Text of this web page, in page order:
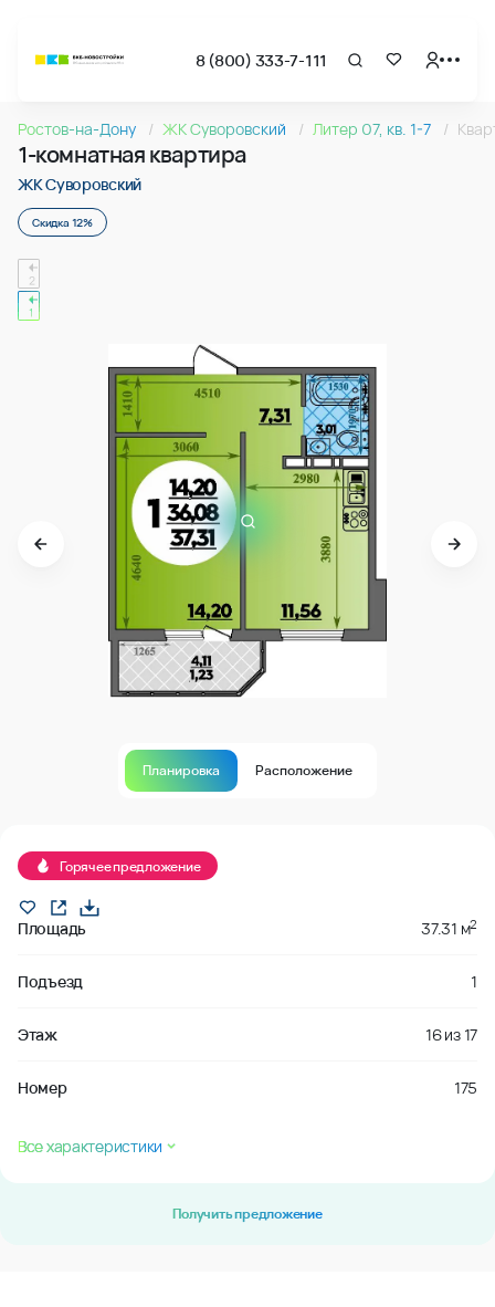
8 (800) 333-7-111
Квартира № 175 в ЖК Суворовский : подъезд 1, этаж 16,
1-комнатная квартира 37.31м2 в ЖК Суворовский, №175
1-комнатная квартира 37.31м2 в ЖК Суворовский, №175
Ростов-на-Дону ЖК Суворовский Литер 07, кв. 1-7
1-комнатная квартира
ЖК Суворовский
Скидка 12%
Планировка Расположение
Горячее предложение
Площадь 37.31 м2
Подъезд 1
Этаж 16из17
Номер 175
Все характеристики
Получить предложение